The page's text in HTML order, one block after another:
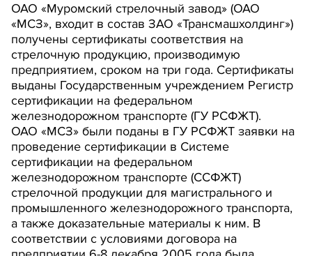
ОАО «Муромский стрелочный завод» (ОАО
«МСЗ», входит в состав ЗАО «Трансмашхолдинг»)
получены сертификаты соответствия на
стрелочную продукцию, производимую
предприятием, сроком на три года. Сертификаты
выданы Государственным учреждением Регистр
сертификации на федеральном
железнодорожном транспорте (ГУ РСФЖТ).
ОАО «МСЗ» были поданы в ГУ РСФЖТ заявки на
проведение сертификации в Системе
сертификации на федеральном
железнодорожном транспорте (ССФЖТ)
стрелочной продукции для магистрального и
промышленного железнодорожного транспорта,
а также доказательные материалы к ним. В
соответствии с условиями договора на